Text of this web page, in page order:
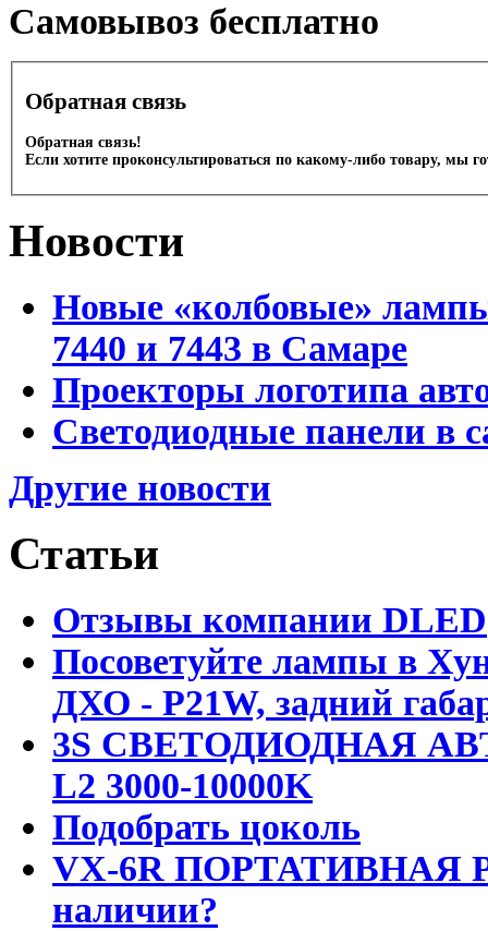
Cамовывоз бесплатно
Обратная связь
Обратная связь!
Если хотите проконсультироваться по какому-либо товару, мы
Новости
Новые «колбовые»
7440 и 7443 в Самаре
Проекторы логотипа
Светодиодные панели в
Другие новости
Статьи
Отзывы компании DLED
Посоветуйте лампы в
ДХО - P21W, задний
3S СВЕТОДИОДНАЯ
L2 3000-10000K
Подобрать цоколь
VX-6R ПОРТАТИВНАЯ
наличии?